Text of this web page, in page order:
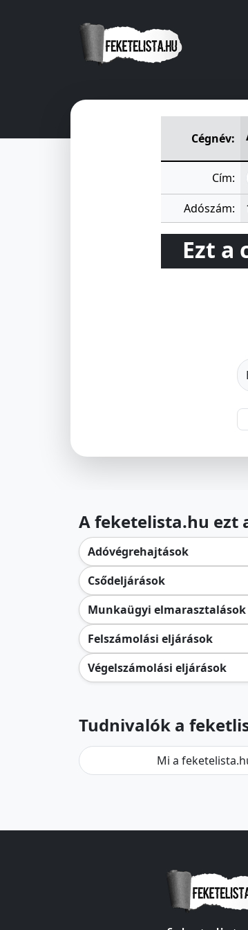
Cégnév:
Cím:
Adószám:
Ezt a
A feketelista.hu ezt
Adóvégrehajtások
Csődeljárások
Munkaügyi elmarasztalások
Felszámolási eljárások
Végelszámolási eljárások
Tudnivalók a
Mi a